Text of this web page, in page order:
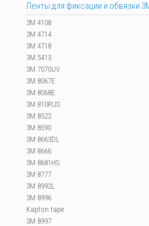
Ленты для фиксации и обвязки
3M 4108
3M 4714
3M 4718
3M 5413
3M 7070UV
3M 8067E
3M 8068E
3M 810RUS
3M 8522
3M 8590
3M 8663DL
3M 8666
3M 8681HS
3M 8777
3M 8992L
3M 8996
Kapton tape
3M 8997